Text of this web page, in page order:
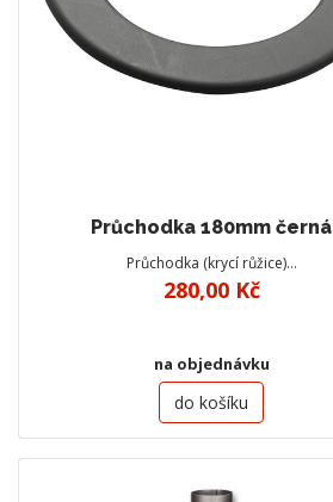
Průchodka 180mm černá
Průchodka (krycí růžice)…
280,00 Kč
na objednávku
do košíku